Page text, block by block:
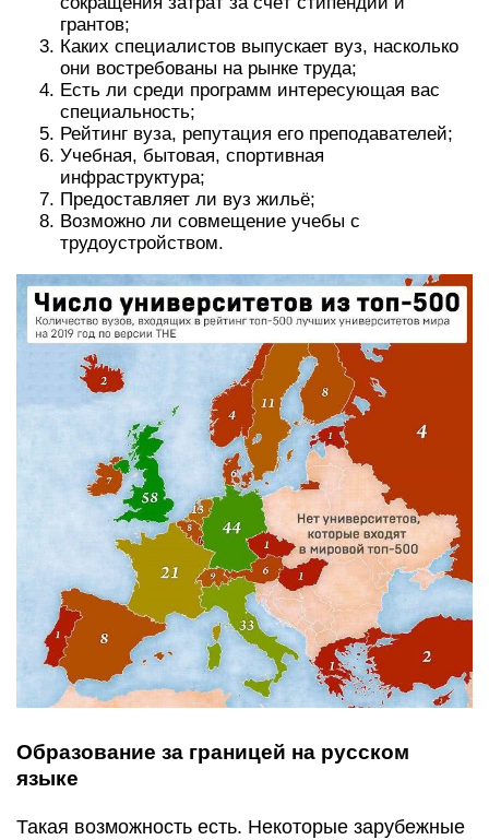
грантов;
Каких специалистов выпускает вуз, насколько
они востребованы на рынке труда;
Есть ли среди программ интересующая вас
специальность;
Рейтинг вуза, репутация его преподавателей;
Учебная, бытовая, спортивная
инфраструктура;
Предоставляет ли вуз жильё;
Возможно ли совмещение учебы с
трудоустройством.
Образование за границей на русском
языке
Такая возможность есть. Некоторые зарубежные